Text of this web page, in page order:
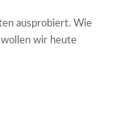
ausprobiert. Wie
wir heute